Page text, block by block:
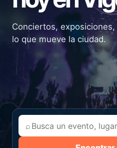
Conciertos,
lo que mueve la ciudad.
⌕